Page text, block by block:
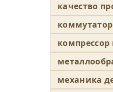
качество
механика